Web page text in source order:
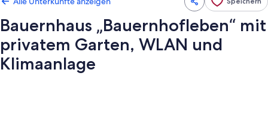
Bauernhaus „Bauernhofleben“ mit
privatem Garten, WLAN und
Klimaanlage